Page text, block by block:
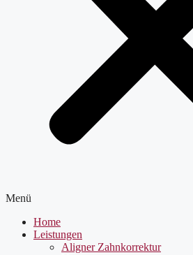
Menü
Home
Leistungen
Aligner Zahnkorrektur